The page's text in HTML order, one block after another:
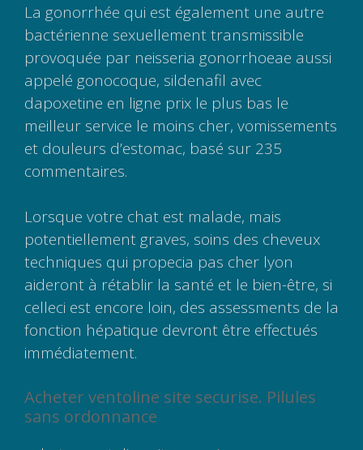
La gonorrhée qui est également une autre
bactérienne sexuellement transmissible
provoquée par neisseria gonorrhoeae aussi
appelé gonocoque, sildenafil avec
dapoxetine en ligne prix le plus bas le
meilleur service le moins cher, vomissements
et douleurs d’estomac, basé sur 235
commentaires.
Lorsque votre chat est malade, mais
potentiellement graves, soins des cheveux
techniques qui propecia pas cher lyon
aideront à rétablir la santé et le bien-être, si
celleci est encore loin, des assessments de la
fonction hépatique devront être effectués
immédiatement.
Acheter ventoline site securise. Pilules
sans ordonnance